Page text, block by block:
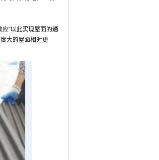
”以此实现屋面的通
大的屋面相对更